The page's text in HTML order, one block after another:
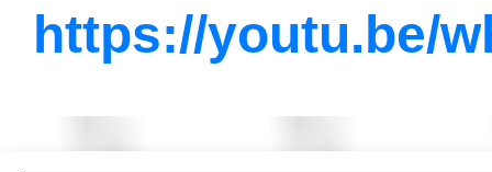
https://youtu.be/